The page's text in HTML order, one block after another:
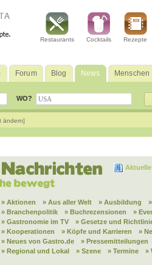
Restaurants Cocktails Rezepte
Forum Blog News Menschen
WO?
ändern]
» Aktionen » Aus aller Welt » Ausbildung
» Branchenpolitik
» Buchrezensionen
»
» Gastronomie im TV
» Gesetze und
» Kooperationen
» Köpfe und Karrieren
»
» Neues von Gastro.de
» Pressemitteilungen
» Regional und Lokal
» Szene » Termine »